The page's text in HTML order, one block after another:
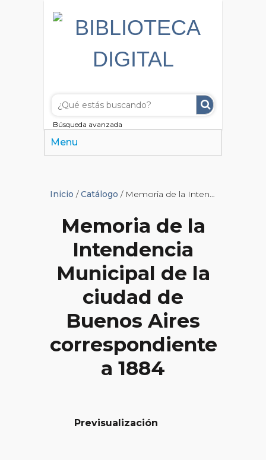
Búsqueda avanzada
Menu
Inicio /Catálogo / Memoria de la Intendencia Municipal de la ciudad de Buenos Aires correspondiente a 1884
Memoria de la
Intendencia
Municipal de la
ciudad de
Buenos Aires
correspondiente
a 1884
Previsualización